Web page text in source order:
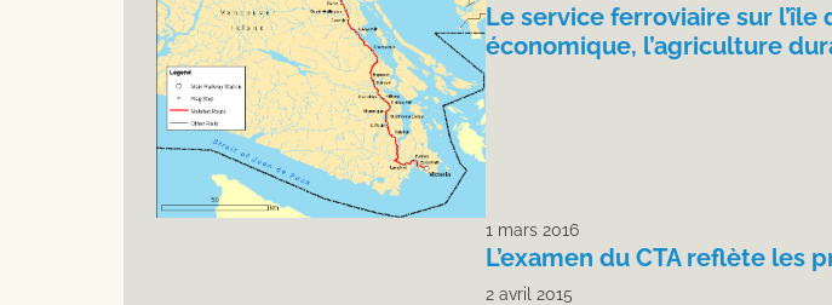
Le service ferroviaire sur
économique, l’agriculture
1 mars 2016
L’examen du CTA reflète les
2 avril 2015